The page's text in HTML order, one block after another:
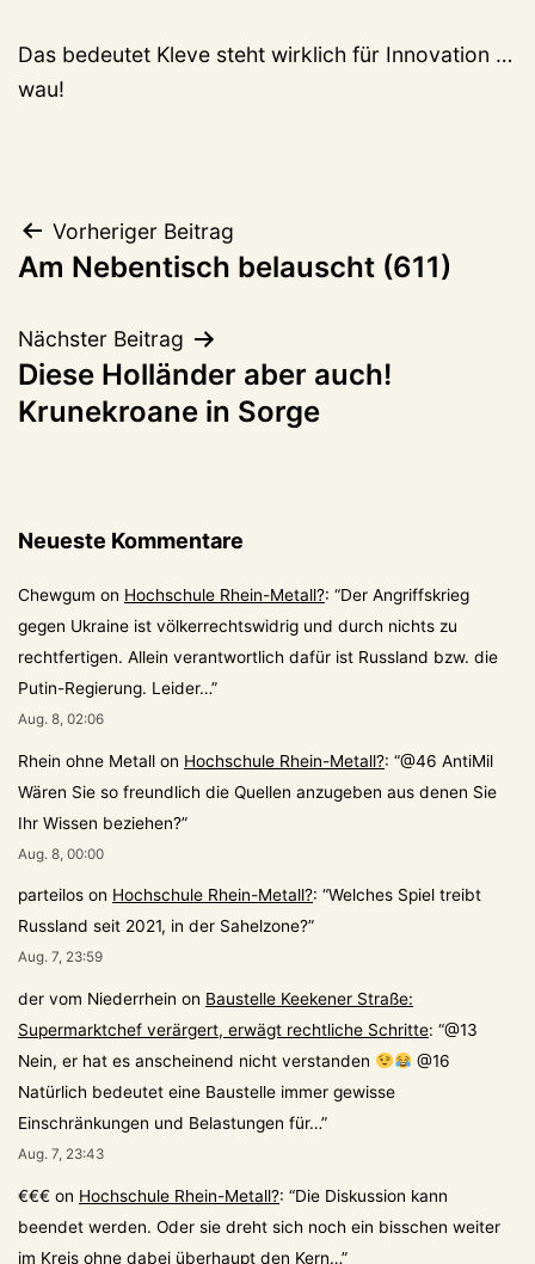
Das bedeutet Kleve steht wirklich für Innovation …
wau!
Beitragsnavigation
Vorheriger Beitrag
Am Nebentisch belauscht (611)
Nächster Beitrag
Diese Holländer aber auch!
Krunekroane in Sorge
Neueste Kommentare
Chewgum on Hochschule Rhein-Metall?: “Der Angriffskrieg
gegen Ukraine ist völkerrechtswidrig und durch nichts zu
rechtfertigen. Allein verantwortlich dafür ist Russland bzw. die
Putin-Regierung. Leider…”
Aug. 8, 02:06
Rhein ohne Metall on Hochschule Rhein-Metall?: “@46 AntiMil
Wären Sie so freundlich die Quellen anzugeben aus denen Sie
Ihr Wissen beziehen?”
Aug. 8, 00:00
parteilos on Hochschule Rhein-Metall?: “Welches Spiel treibt
Russland seit 2021, in der Sahelzone?”
Aug. 7, 23:59
der vom Niederrhein on Baustelle Keekener Straße:
Supermarktchef verärgert, erwägt rechtliche Schritte: “@13
Nein, er hat es anscheinend nicht verstanden
@16
Natürlich bedeutet eine Baustelle immer gewisse
Einschränkungen und Belastungen für…”
Aug. 7, 23:43
€€€ on Hochschule Rhein-Metall?: “Die Diskussion kann
beendet werden. Oder sie dreht sich noch ein bisschen weiter
im Kreis ohne dabei überhaupt den Kern…”